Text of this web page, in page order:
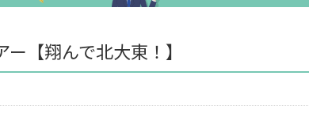
【翔んで北大東！】